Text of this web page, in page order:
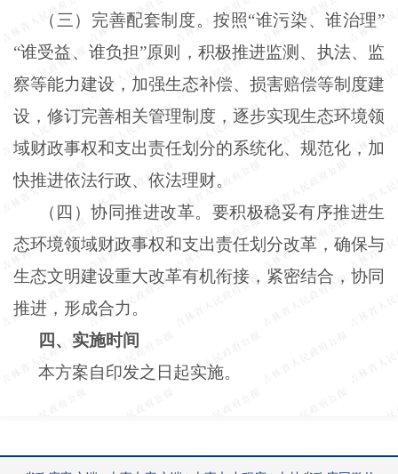
（三）完善配套制度。按照“谁污染、谁治理”
“谁受益、谁负担”原则，积极推进监测、执法、监
察等能力建设，加强生态补偿、损害赔偿等制度建
设，修订完善相关管理制度，逐步实现生态环境领
域财政事权和支出责任划分的系统化、规范化，加
快推进依法行政、依法理财。
（四）协同推进改革。要积极稳妥有序推进生
态环境领域财政事权和支出责任划分改革，确保与
生态文明建设重大改革有机衔接，紧密结合，协同
推进，形成合力。
四、实施时间
本方案自印发之日起实施。